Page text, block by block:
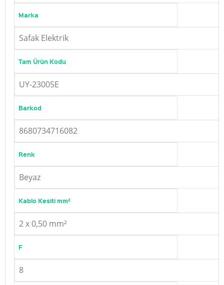
Marka
Safak Elektrik
Tam Ürün Kodu
UY-23005E
Barkod
8680734716082
Renk
Beyaz
Kablo Kesiti mm²
2 x 0,50 mm²
F
8